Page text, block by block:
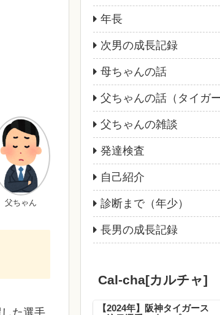
父ちゃん
た選手
年長
次男の成長記録
母ちゃんの話
父ちゃんの話（タイガー
父ちゃんの雑談
発達検査
自己紹介
診断まで（年少）
長男の成長記録
Cal-cha[カルチャ]
【2024年】阪神タイガース